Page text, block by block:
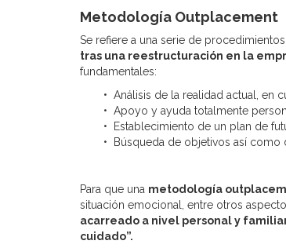
Metodología Outplacement
Se refiere a una serie de
tras una reestructuración en la
fundamentales:
• Análisis de la realidad actual, en
• Apoyo y ayuda totalmente
• Establecimiento de un plan de
• Búsqueda de objetivos así
Para que una metodología
situación emocional, entre otros
acarreado a nivel personal y
cuidado”.